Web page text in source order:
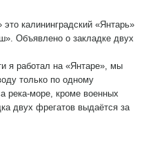
калининградский «Янтарь»
Объявлено о закладке двух
я работал на «Янтаре», мы
только по одному
река-море, кроме военных
двух фрегатов выдаётся за